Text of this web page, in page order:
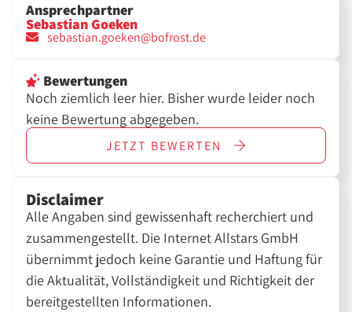
Ansprechpartner
Sebastian Goeken
sebastian.goeken@bofrost.de
Bewertungen
Noch ziemlich leer hier. Bisher wurde leider noch
keine Bewertung abgegeben.
JETZT BEWERTEN
Disclaimer
Alle Angaben sind gewissenhaft recherchiert und
zusammengestellt. Die Internet Allstars GmbH
übernimmt jedoch keine Garantie und Haftung für
die Aktualität, Vollständigkeit und Richtigkeit der
bereitgestellten Informationen.